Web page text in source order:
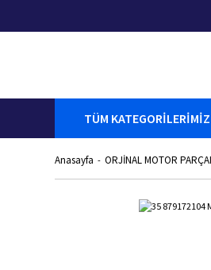
TÜM KATEGORİLERİMİZ
Anasayfa ORJİNAL MOTOR